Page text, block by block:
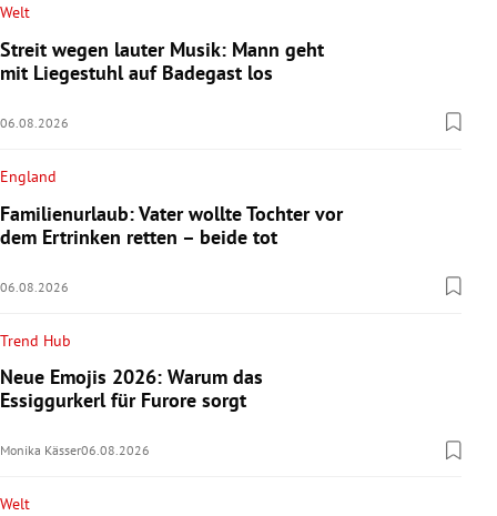
Welt
Streit wegen lauter Musik: Mann geht
mit Liegestuhl auf Badegast los
06.08.2026
England
Familienurlaub: Vater wollte Tochter vor
dem Ertrinken retten – beide tot
06.08.2026
Trend Hub
Neue Emojis 2026: Warum das
Essiggurkerl für Furore sorgt
Monika Kässer06.08.2026
Welt